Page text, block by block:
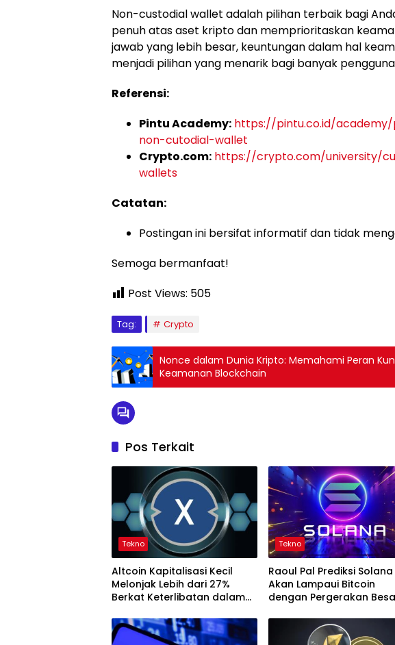
Non-custodial wallet adalah pilihan terbaik bagi
penuh atas aset kripto dan memprioritaskan
jawab yang lebih besar, keuntungan dalam hal
menjadi pilihan yang menarik bagi banyak
Referensi:
Pintu Academy: https://pintu.co.id/
non-cutodial-wallet
Crypto.com: https://crypto.com/university/
wallets
Catatan:
Postingan ini bersifat informatif dan tidak
Semoga bermanfaat!
Post Views: 505
Tag: Crypto
Nonce dalam Dunia Kripto: Memahami Peran
Keamanan Blockchain
Pos Terkait
Tekno
Altcoin Kapitalisasi Kecil
Melonjak Lebih dari 27%
Berkat Keterlibatan dalam
Tekno
Raoul Pal Prediksi Solana
Akan Lampaui Bitcoin
dengan Pergerakan